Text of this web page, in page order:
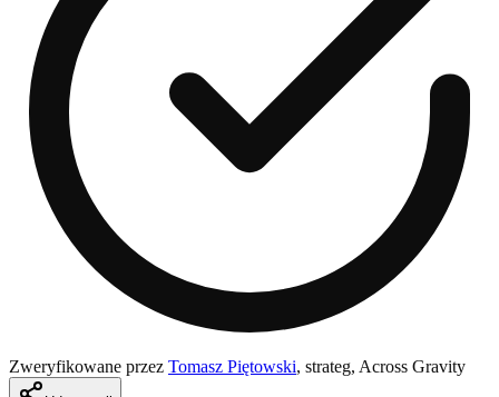
Zweryfikowane przez Tomasz Piętowski, strateg, Across Gravity